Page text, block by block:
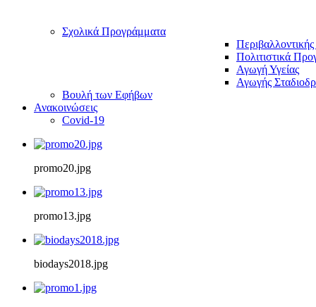
Σχολικά Προγράμματα
Πολιτιστικά
Αγωγή Υγείας
Αγωγής
Βουλή των Εφήβων
Ανακοινώσεις
Covid-19
promo20.jpg
promo13.jpg
biodays2018.jpg